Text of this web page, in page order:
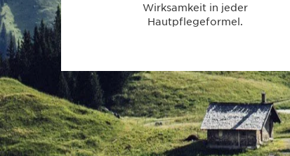
Wirksamkeit in jeder
Hautpflegeformel.